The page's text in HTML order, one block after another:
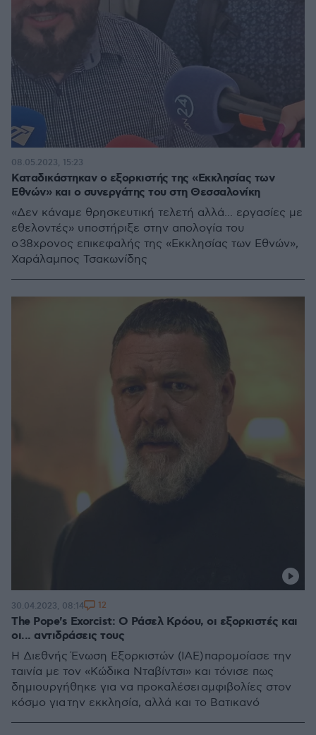
Καταδικάστηκαν ο εξορκιστής της «Εκκλησίας των
Εθνών» και ο συνεργάτης του στη Θεσσαλονίκη
«Δεν κάναμε θρησκευτική τελετή αλλά... εργασίες με
εθελοντές» υποστήριξε στην απολογία του
ο 38χρονος επικεφαλής της «Εκκλησίας των Εθνών»,
Χαράλαμπος Τσακωνίδης
08.05.2023, 15:23
The Pope's Exorcist: Ο Ράσελ Κρόου, οι εξορκιστές και
οι... αντιδράσεις τους
Η Διεθνής Ένωση Εξορκιστών (IAE) παρομοίασε την
ταινία με τον «Κώδικα Νταβίντσι» και τόνισε πως
δημιουργήθηκε για να προκαλέσει αμφιβολίες στον
κόσμο για την εκκλησία, αλλά και το Βατικανό
30.04.2023, 08:14 12